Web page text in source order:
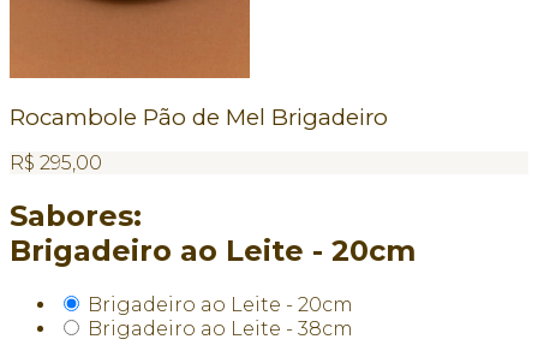
Rocambole Pão de Mel Brigadeiro
R$ 295,00
Sabores:
Brigadeiro ao Leite - 20cm
Brigadeiro ao Leite - 20cm
Brigadeiro ao Leite - 38cm